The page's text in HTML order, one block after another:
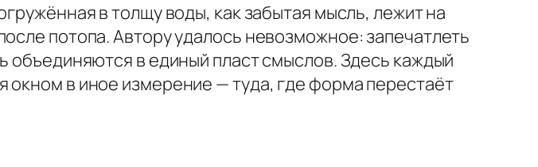
в толщу воды, как забытая мысль, лежит на
потопа. Автору удалось невозможное: запечатлеть
объединяются в единый пласт смыслов. Здесь каждый
в иное измерение — туда, где форма перестаёт